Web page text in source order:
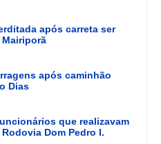
após carreta ser
Mairiporã
após caminhão
Dias
que realizavam
Dom Pedro I.